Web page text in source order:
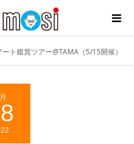
ト鑑賞ツアー@TAMA（5/15開催）